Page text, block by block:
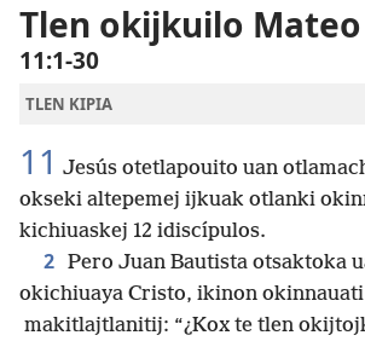
Tlen okijkuilo Mateo
11:1-30
TLEN KIPIA
11 Jesús otetlapouito uan
okseki altepemej ijkuak otlanki
kichiuaskej 12 idiscípulos.
2 Pero Juan Bautista otsaktoka
okichiuaya Cristo, ikinon
makitlajtlanitij: “¿Kox te tlen